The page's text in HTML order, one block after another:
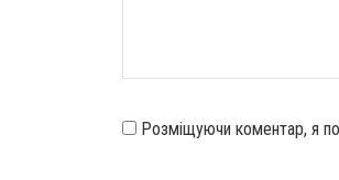
Розміщуючи коментар, я